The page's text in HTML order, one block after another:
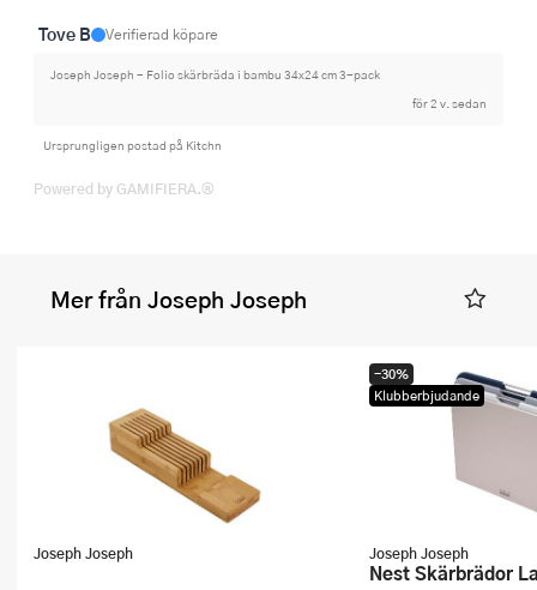
Tove B Verifierad köpare
Joseph Joseph - Folio skärbräda i bambu 34x24 cm 3-pack
för 2 v. sedan
Ursprungligen postad på Kitchn
Powered by GAMIFIERA.®
Mer från Joseph Joseph
Joseph Joseph Joseph Joseph
Nest Skärbrädor
-30%
Klubberbjudande